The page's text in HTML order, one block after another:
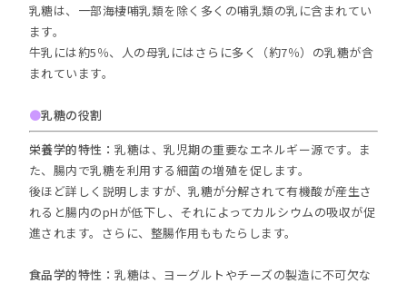
乳糖は、一部海棲哺乳類を除く多くの哺乳類の乳に含まれてい
ます。
牛乳には約5％、人の母乳にはさらに多く（約7％）の乳糖が含
まれています。
●乳糖の役割
栄養学的特性：乳糖は、乳児期の重要なエネルギー源です。ま
た、腸内で乳糖を利用する細菌の増殖を促します。
後ほど詳しく説明しますが、乳糖が分解されて有機酸が産生さ
れると腸内のpHが低下し、それによってカルシウムの吸収が促
進されます。さらに、整腸作用ももたらします。
食品学的特性：乳糖は、ヨーグルトやチーズの製造に不可欠な